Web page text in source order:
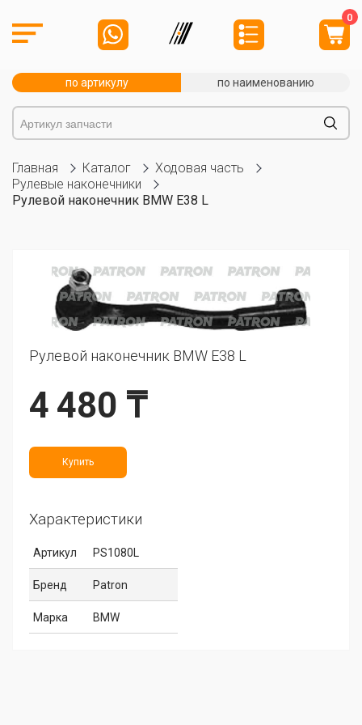
0
по артикулу по наименованию
Главная Каталог
Ходовая часть
Рулевые наконечники
Рулевой наконечник BMW E38 L
Рулевой наконечник BMW E38 L
4 480 ₸
Купить
Характеристики
Артикул PS1080L
Бренд Patron
Марка BMW